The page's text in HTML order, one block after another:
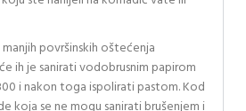
površinskih oštećenja
ih je sanirati vodobrusnim papirom
i nakon toga ispolirati pastom. Kod
koja se ne mogu sanirati brušenjem i